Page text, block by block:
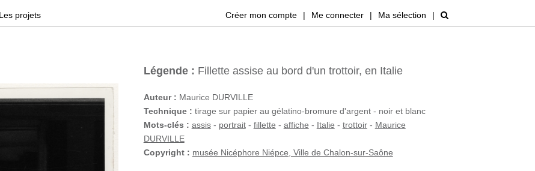
Les projets Créer mon compte | Me connecter | Ma sélection |
Légende : Fillette assise au bord d'un trottoir, en Italie
Auteur : Maurice DURVILLE
Technique : tirage sur papier au gélatino-bromure d'argent - noir et blanc
Mots-clés : assis- portrait- fillette - affiche - Italie - trottoir- Maurice
DURVILLE
Copyright : musée Nicéphore Niépce, Ville de Chalon-sur-Saône